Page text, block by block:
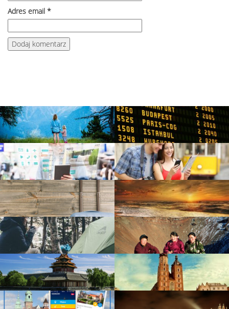
Adres email *